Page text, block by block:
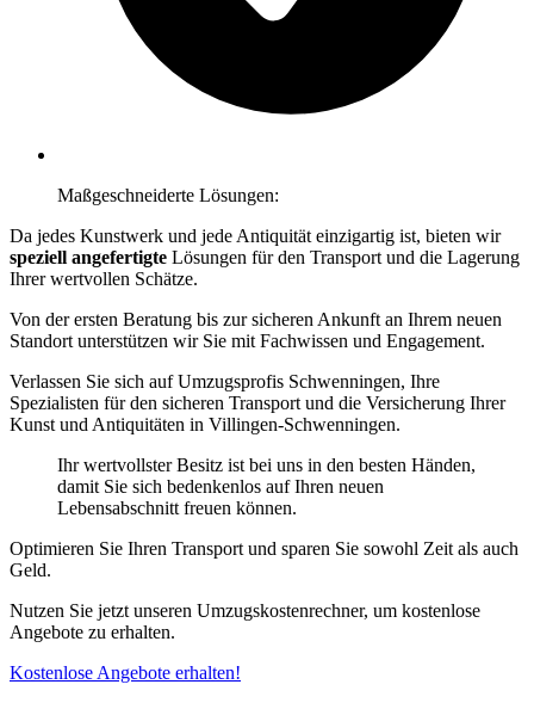
Maßgeschneiderte Lösungen:
Da jedes Kunstwerk und jede Antiquität einzigartig ist, bieten wir
speziell angefertigte Lösungen für den Transport und die Lagerung
Ihrer wertvollen Schätze.
Von der ersten Beratung bis zur sicheren Ankunft an Ihrem neuen
Standort unterstützen wir Sie mit Fachwissen und Engagement.
Verlassen Sie sich auf Umzugsprofis Schwenningen, Ihre
Spezialisten für den sicheren Transport und die Versicherung Ihrer
Kunst und Antiquitäten in Villingen-Schwenningen.
Ihr wertvollster Besitz ist bei uns in den besten Händen,
damit Sie sich bedenkenlos auf Ihren neuen
Lebensabschnitt freuen können.
Optimieren Sie Ihren Transport und sparen Sie sowohl Zeit als auch
Geld.
Nutzen Sie jetzt unseren Umzugskostenrechner, um kostenlose
Angebote zu erhalten.
Kostenlose Angebote erhalten!